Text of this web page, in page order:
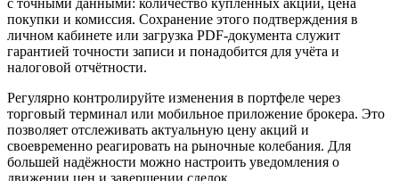
покупки и комиссия. Сохранение этого подтверждения в
личном кабинете или загрузка PDF-документа служит
гарантией точности записи и понадобится для учёта и
налоговой отчётности.
Регулярно контролируйте изменения в портфеле через
торговый терминал или мобильное приложение брокера. Это
позволяет отслеживать актуальную цену акций и
своевременно реагировать на рыночные колебания. Для
большей надёжности можно настроить уведомления о
движении цен и завершении сделок.